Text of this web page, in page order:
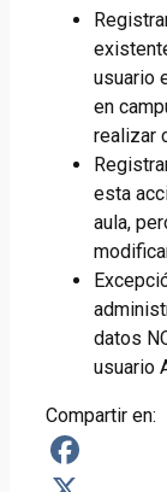
usuario
en
realizar
esta
aula,
datos
usuario
Compartir en: